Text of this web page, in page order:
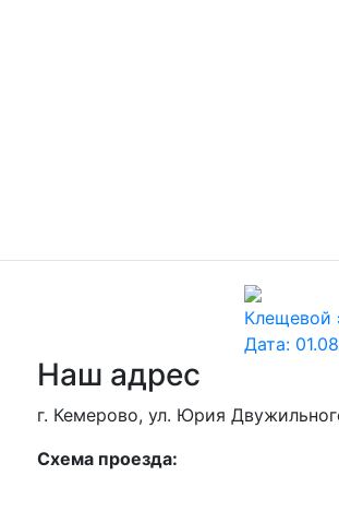
Клещевой
Дата:
Наш адрес
г. Кемерово, ул. Юрия
Схема проезда: